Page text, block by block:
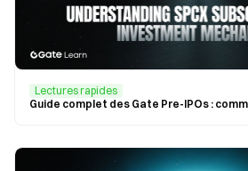
Lectures rapides